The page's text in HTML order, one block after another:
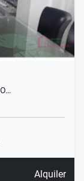
Alquiler